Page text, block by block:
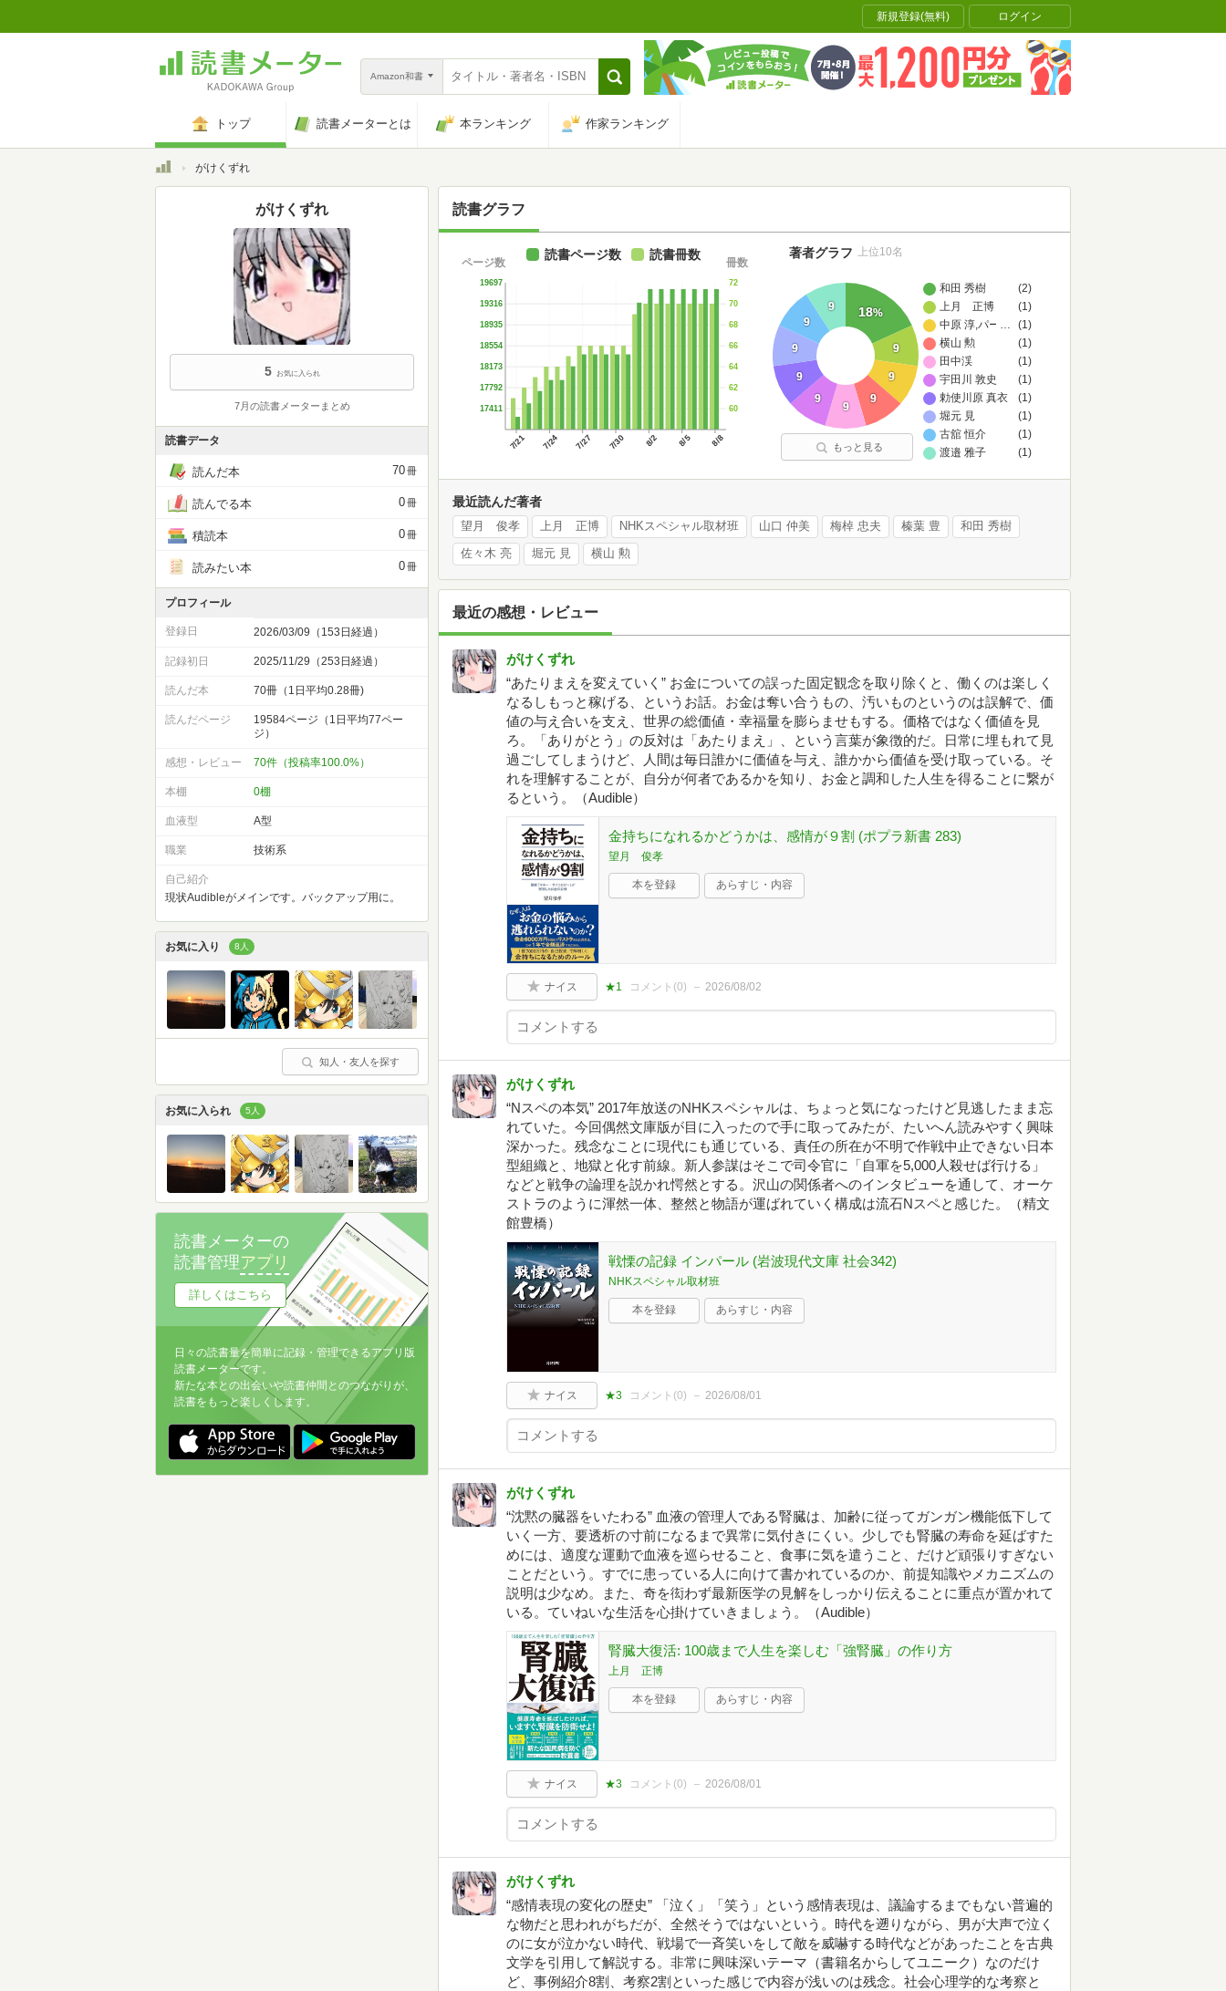
新規登録(無料) ログイン
Amazon和書
トップ 読書メーターとは 本ランキング 作家ランキング
トップがけくずれ
読書グラフ
7/21 7/24 7/27 7/30 8/2 8/5 8/8
17411
17792
18173
18554
18935
19316
19697
ページ数
60
62
64
66
68
70
72
冊数
読書ページ数 読書冊数
和田 秀樹
(2)
上月 正博
(1)
中原 淳,パーソル総合研究所,ベネッセ教育総合研究所
(1)
…
横山 勲
(1)
田中渓
(1)
宇田川 敦史
(1)
勅使川原 真衣
(1)
堀元 見
(1)
古舘 恒介
(1)
渡邉 雅子
(1)
18%
9
9
9
9
9
9
9
9
9
著者グラフ 上位10名
もっと見る
最近読んだ著者
望月 俊孝 上月 正博 NHKスペシャル取材班 山口 仲美 梅棹 忠夫 榛葉 豊 和田 秀樹
佐々木 亮 堀元 見 横山 勲
最近の感想・レビュー
がけくずれ
“あたりまえを変えていく” お金についての誤った固定観念を取り除くと、働くのは楽しく
なるしもっと稼げる、というお話。お金は奪い合うもの、汚いものというのは誤解で、価
値の与え合いを支え、世界の総価値・幸福量を膨らませもする。価格ではなく価値を見
ろ。「ありがとう」の反対は「あたりまえ」、という言葉が象徴的だ。日常に埋もれて見
過ごしてしまうけど、人間は毎日誰かに価値を与え、誰かから価値を受け取っている。そ
れを理解することが、自分が何者であるかを知り、お金と調和した人生を得ることに繋が
るという。（Audible）
金持ちになれるかどうかは、感情が９割 (ポプラ新書 283)
望月 俊孝
本を登録 あらすじ・内容
ナイス ★1 コメント(0) 2026/08/02
がけくずれ
“Nスペの本気” 2017年放送のNHKスペシャルは、ちょっと気になったけど見逃したまま忘
れていた。今回偶然文庫版が目に入ったので手に取ってみたが、たいへん読みやすく興味
深かった。残念なことに現代にも通じている、責任の所在が不明で作戦中止できない日本
型組織と、地獄と化す前線。新人参謀はそこで司令官に「自軍を5,000人殺せば行ける」
などと戦争の論理を説かれ愕然とする。沢山の関係者へのインタビューを通して、オーケ
ストラのように渾然一体、整然と物語が運ばれていく構成は流石Nスペと感じた。（精文
館豊橋）
戦慄の記録 インパール (岩波現代文庫 社会342)
NHKスペシャル取材班
本を登録 あらすじ・内容
ナイス ★3 コメント(0) 2026/08/01
がけくずれ
“沈黙の臓器をいたわる” 血液の管理人である腎臓は、加齢に従ってガンガン機能低下して
いく一方、要透析の寸前になるまで異常に気付きにくい。少しでも腎臓の寿命を延ばすた
めには、適度な運動で血液を巡らせること、食事に気を遣うこと、だけど頑張りすぎない
ことだという。すでに患っている人に向けて書かれているのか、前提知識やメカニズムの
説明は少なめ。また、奇を衒わず最新医学の見解をしっかり伝えることに重点が置かれて
いる。ていねいな生活を心掛けていきましょう。（Audible）
腎臓大復活: 100歳まで人生を楽しむ「強腎臓」の作り方
上月 正博
本を登録 あらすじ・内容
ナイス ★3 コメント(0) 2026/08/01
がけくずれ
“感情表現の変化の歴史” 「泣く」「笑う」という感情表現は、議論するまでもない普遍的
な物だと思われがちだが、全然そうではないという。時代を遡りながら、男が大声で泣く
のに女が泣かない時代、戦場で一斉笑いをして敵を威嚇する時代などがあったことを古典
文学を引用して解説する。非常に興味深いテーマ（書籍名からしてユニーク）なのだけ
ど、事例紹介8割、考察2割といった感じで内容が浅いのは残念。社会心理学的な考察と
がけくずれ
5 お気に入られ
7月の読書メーターまとめ
読書データ
読んだ本 70冊
読んでる本 0冊
積読本 0冊
読みたい本 0冊
プロフィール
登録日 2026/03/09（153日経過）
記録初日 2025/11/29（253日経過）
読んだ本 70冊（1日平均0.28冊)
読んだページ
19584ページ（1日平均77ペー
ジ）
感想・レビュー 70件（投稿率100.0%）
本棚 0棚
血液型 A型
職業 技術系
自己紹介
現状Audibleがメインです。バックアップ用に。
お気に入り 8人
知人・友人を探す
お気に入られ 5人
読書メーターの
読書管理アプリ
詳しくはこちら
日々の読書量を簡単に記録・管理できるアプリ版
読書メーターです。
新たな本との出会いや読書仲間とのつながりが、
読書をもっと楽しくします。